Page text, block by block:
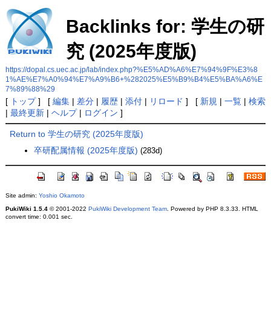
Backlinks for: 学生の研
究 (2025年度版)
https://dopal.cs.uec.ac.jp/lab/index.php?%E5%AD%A6%E7%94%9F%E3%8
1%AE%E7%A0%94%E7%A9%B6+%282025%E5%B9%B4%E5%BA%A6%E
7%89%88%29
[ トップ] [ 編集| 差分| 履歴| 添付| リロード ] [ 新規 | 一覧| 検索
| 最終更新| ヘルプ| ログイン ]
Return to 学生の研究 (2025年度版)
卒研配属情報 (2025年度版) (283d)
Site admin: Yoshio Okamoto
PukiWiki 1.5.4© 2001-2022 PukiWiki Development Team. Powered by PHP 8.3.33. HTML
convert time: 0.001 sec.